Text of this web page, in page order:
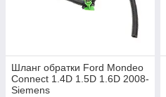
Шланг обратки Ford Mondeo
Connect 1.4D 1.5D 1.6D 2008-
Siemens